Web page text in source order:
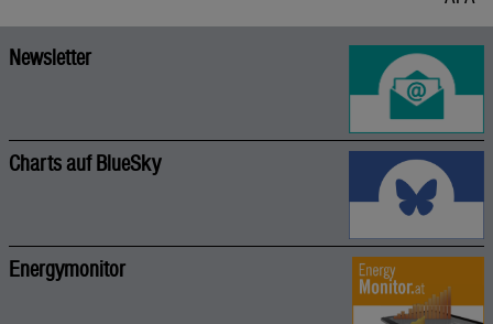
Newsletter
Charts auf BlueSky
Energymonitor